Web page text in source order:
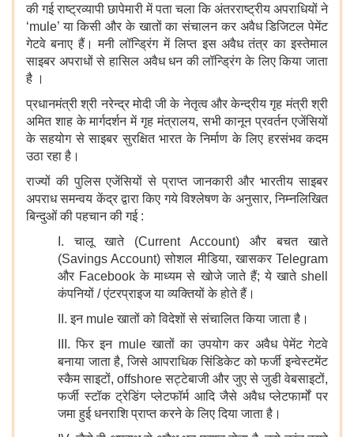
की गई राष्ट्रव्यापी छापेमारी में पता चला कि अंतरराष्ट्रीय अपराधियों ने
‘mule’ या किसी और के खातों का संचालन कर अवैध डिजिटल पेमेंट
गेटवे बनाए हैं। मनी लॉन्ड्रिंग में लिप्त इस अवैध तंत्र का इस्तेमाल
साइबर अपराधों से हासिल अवैध धन की लॉन्ड्रिंग के लिए किया जाता
है ।
प्रधानमंत्री श्री नरेन्द्र मोदी जी के नेतृत्व और केन्द्रीय गृह मंत्री श्री
अमित शाह के मार्गदर्शन में गृह मंत्रालय, सभी कानून प्रवर्तन एजेंसियों
के सहयोग से साइबर सुरक्षित भारत के निर्माण के लिए हरसंभव कदम
उठा रहा है।
राज्यों की पुलिस एजेंसियों से प्राप्त जानकारी और भारतीय साइबर
अपराध समन्वय केंद्र द्वारा किए गये विश्लेषण के अनुसार, निम्नलिखित
बिन्दुओं की पहचान की गई :
I. चालू खाते (Current Account) और बचत खाते
(Savings Account) सोशल मीडिया, खासकर Telegram
और Facebook के माध्यम से खोजे जाते हैं; ये खाते shell
कंपनियों / एंटरप्राइज या व्यक्तियों के होते हैं।
II. इन muleखातों को विदेशों से संचालित किया जाता है।
III. फिर इन muleखातों का उपयोग कर अवैध पेमेंट गेटवे
बनाया जाता है, जिसे आपराधिक सिंडिकेट को फर्जी इन्वेस्टमेंट
स्कैम साइटों, offshoreसट्टेबाजी और जुए से जुडी वेबसाइटों,
फर्जी स्टॉक ट्रेडिंग प्लेटफॉर्म आदि जैसे अवैध प्लेटफार्मों पर
जमा हुई धनराशि प्राप्त करने के लिए दिया जाता है।